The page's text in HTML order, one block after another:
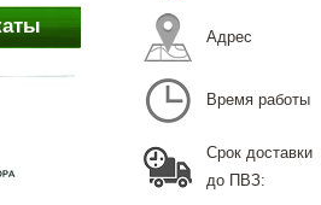
Адрес
Время работы
Срок доставки
до ПВЗ: